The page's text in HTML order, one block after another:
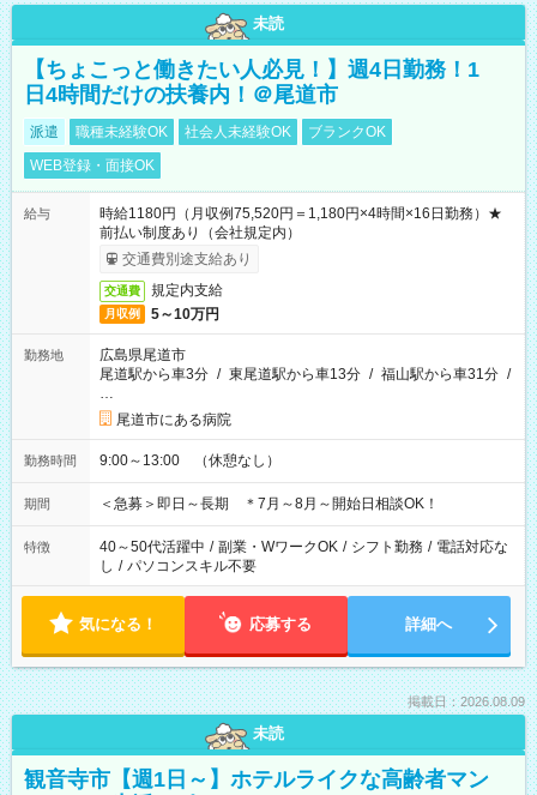
未読
【ちょこっと働きたい人必見！】週4日勤務！1
日4時間だけの扶養内！＠尾道市
派遣 職種未経験OK 社会人未経験OK
ブランクOK
WEB登録・面接OK
給与
時給1180円（月収例75,520円＝1,180円×4時間×16日勤務）★
前払い制度あり（会社規定内）
交通費別途支給あり
交通費 規定内支給
月収例 5～10万円
勤務地
広島県尾道市
尾道駅から車3分 / 東尾道駅から車13分 / 福山駅から車31分 /
…
尾道市にある病院
勤務時間 9:00～13:00 （休憩なし）
期間 ＜急募＞即日～長期 ＊7月～8月～開始日相談OK！
特徴 40～50代活躍中 / 副業・WワークOK / シフト勤務 / 電話対応な
し / パソコンスキル不要
気になる！ 応募する 詳細へ
掲載日：2026.08.09
未読
観音寺市【週1日～】ホテルライクな高齢者マン